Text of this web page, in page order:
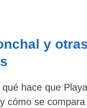
y
qué hace que
cómo se